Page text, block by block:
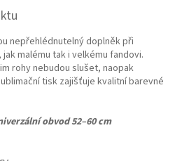
nepřehlédnutelný doplněk při
jak malému tak i velkému fandovi.
rohy nebudou slušet, naopak
tisk zajišťuje kvalitní barevné
obvod 52–60 cm